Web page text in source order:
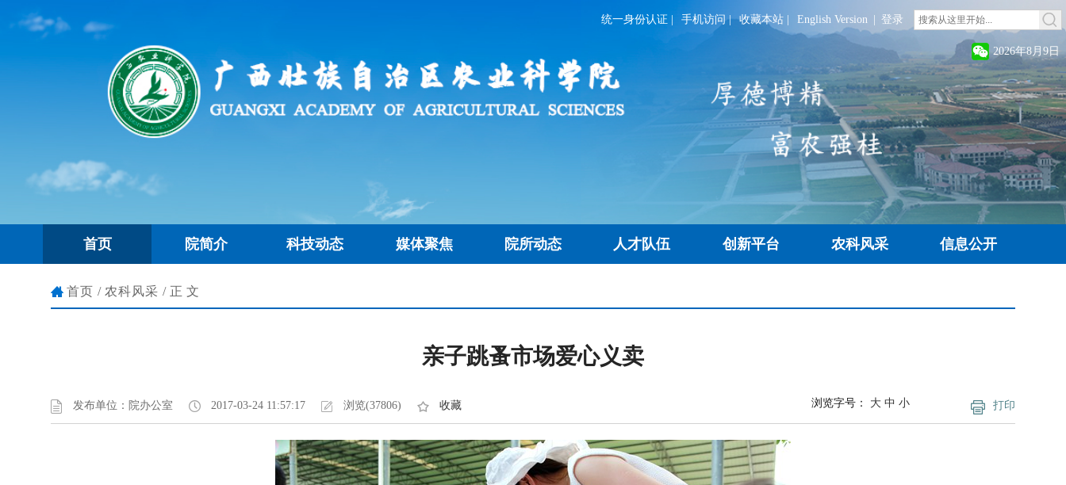
统一身份认证 手机访问| 收藏本站 English Version 登录
2026年8月9日
首页 院简介 科技动态 媒体聚焦 院所动态 人才队伍 创新平台 农科风采 信息公开
首页 / 农科风采 /正文
亲子跳蚤市场爱心义卖
发布单位：院办公室 2017-03-24 11:57:17 浏览(37806) 收藏 打印
浏览字号： 大 中 小